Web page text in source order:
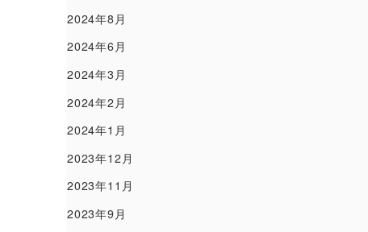
2024年8月
2024年6月
2024年3月
2024年2月
2024年1月
2023年12月
2023年11月
2023年9月